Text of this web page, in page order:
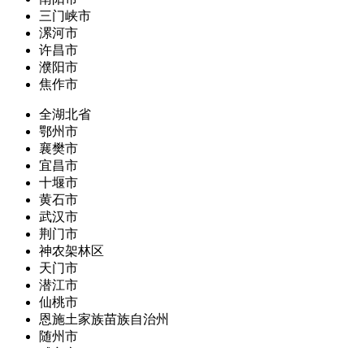
三门峡市
漯河市
许昌市
濮阳市
焦作市
全湖北省
鄂州市
襄樊市
宜昌市
十堰市
黄石市
武汉市
荆门市
神农架林区
天门市
潜江市
仙桃市
恩施土家族苗族自治州
随州市